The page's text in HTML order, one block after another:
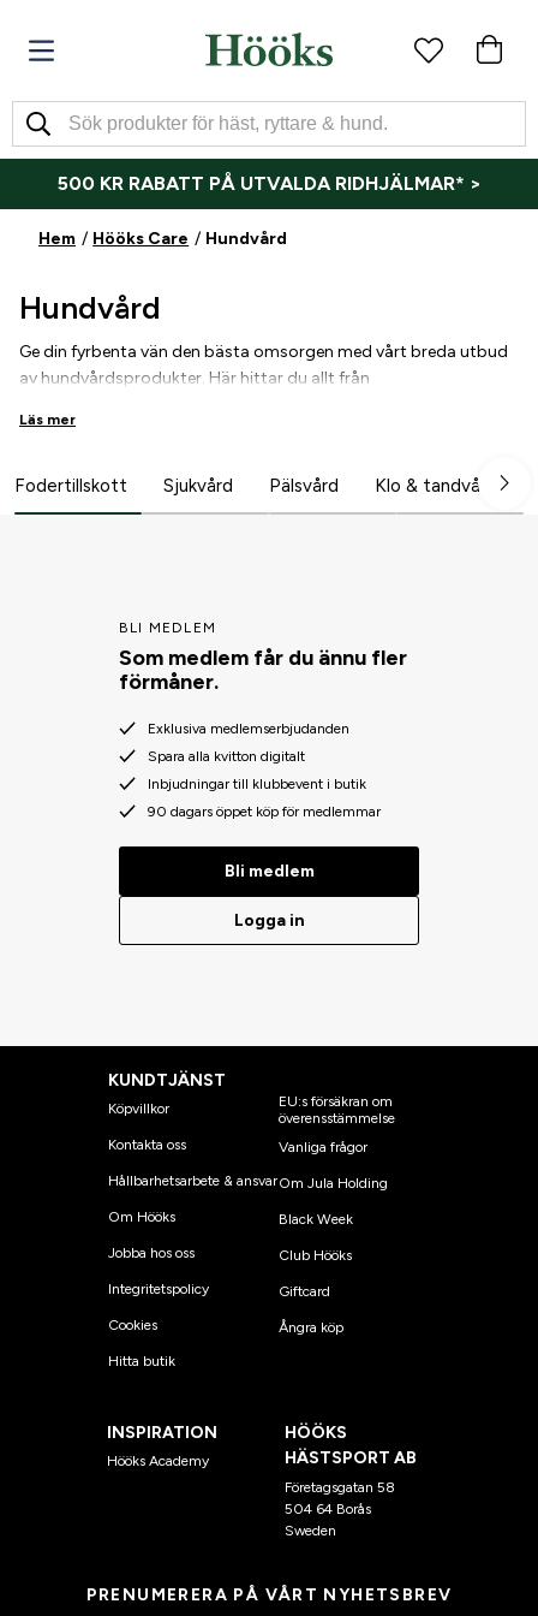
500 KR RABATT PÅ UTVALDA RIDHJÄLMAR* >
Hem Hööks Care Hundvård
Hundvård
Ge din fyrbenta vän den bästa omsorgen med vårt breda utbud
av hundvårdsprodukter. Här hittar du allt från
allt för att din hund ska må bra och se fantastisk ut. Välj bland
Upptäck vårt sortiment och hitta rätt produkter för just din
hunds behov!
Läs mer
Fodertillskott Sjukvård Pälsvård Klo & tandvård
BLI MEDLEM
Som medlem får du ännu fler
förmåner.
Exklusiva medlemserbjudanden
Spara alla kvitton digitalt
Inbjudningar till klubbevent i butik
90 dagars öppet köp för medlemmar
Bli medlem
Logga in
KUNDTJÄNST
Köpvillkor
Kontakta oss
Hållbarhetsarbete & ansvar
Om Hööks
Jobba hos oss
Integritetspolicy
Cookies
Hitta butik
EU:s försäkran om
överensstämmelse
Vanliga frågor
Om Jula Holding
Black Week
Club Hööks
Giftcard
Ångra köp
INSPIRATION
Hööks Academy
HÖÖKS
HÄSTSPORT AB
Företagsgatan 58
504 64 Borås
Sweden
PRENUMERERA PÅ VÅRT NYHETSBREV